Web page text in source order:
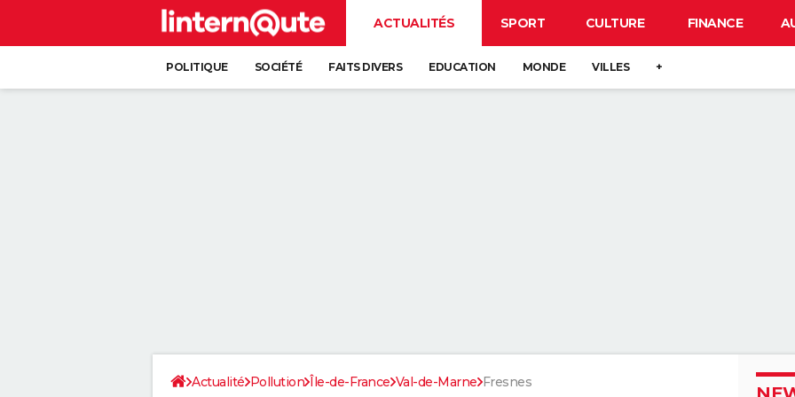
ACTUALITÉS SPORT CULTURE FINANCE
POLITIQUE SOCIÉTÉ FAITS DIVERS EDUCATION MONDE VILLES +
Actualité Pollution Île-de-France Val-de-Marne Fresnes